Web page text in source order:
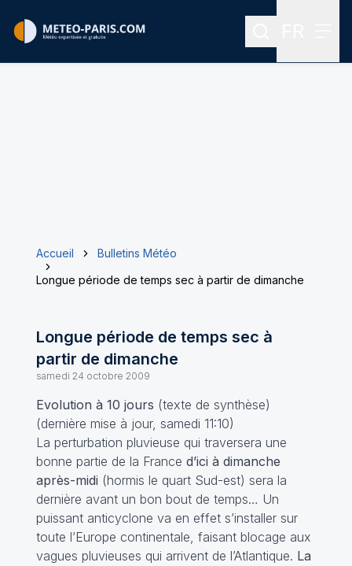
Rechercher
Accueil
Bulletins Météo
Longue période de temps sec à partir de dimanche
Longue période de temps sec à
partir de dimanche
samedi 24 octobre 2009
Evolution à 10 jours (texte de synthèse)
(dernière mise à jour, samedi 11:10)
La perturbation pluvieuse qui traversera une
bonne partie de la France d’ici à dimanche
après-midi (hormis le quart Sud-est) sera la
dernière avant un bon bout de temps… Un
puissant anticyclone va en effet s’installer sur
toute l’Europe continentale, faisant blocage aux
vagues pluvieuses qui arrivent de l’Atlantique. La